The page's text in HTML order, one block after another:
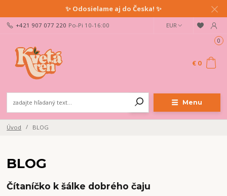
✨ Odosielame aj do Česka! ✨
Menu
EUR
+421 907 077 220 Po-Pi 10-16:00
0
€ 0
Úvod BLOG
BLOG
Čítaníčko k šálke dobrého čaju